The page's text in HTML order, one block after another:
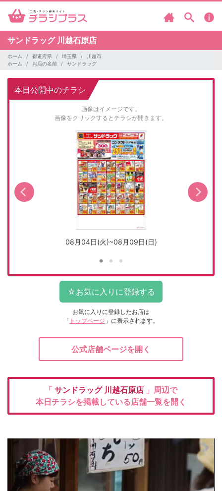
サンドラッグ 川越石原店
ホーム 都道府県 埼玉県
川越市
ホーム
お店の名前 サンドラッグ
本日公開中のチラシ
画像はイメージです。
画像をクリックするとチラシが開きます。
08月04日(火)~08月09日(日)
お気に入りに登録したお店は
「 トップページ 」に表示されます。
公式店舗ページを開く
「 サンドラッグ 川越石原店 」周辺で
本日チラシを掲載している店舗一覧を開く